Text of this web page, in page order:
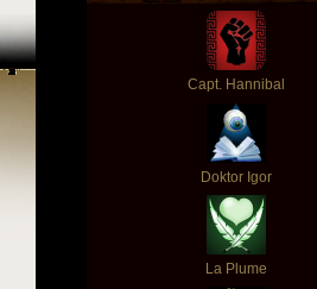
Capt. Hannibal
Doktor Igor
La Plume